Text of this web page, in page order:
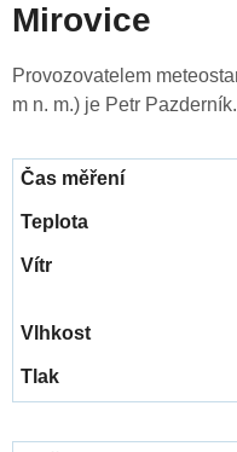
Mirovice
Provozovatelem
m n. m.) je Petr Pazderník.